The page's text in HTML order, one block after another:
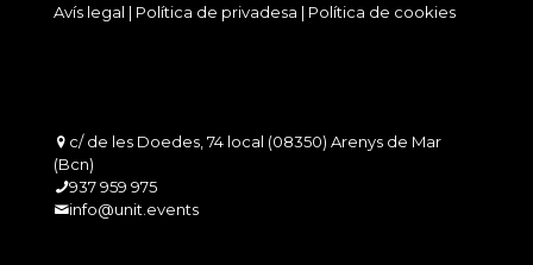
Avís legal | Política de privadesa | Política de cookies
c/ de les Doedes, 74 local (08350) Arenys de Mar
(Bcn)
937 959 975
info@unit.events